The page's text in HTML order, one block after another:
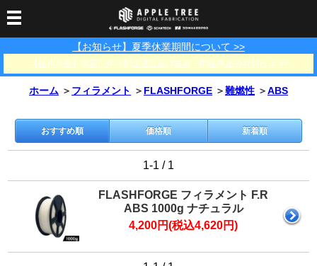
【お知らせ】夏季休業期間について >>
【佐川急便】地震に伴う配送遅延及び集荷・配達停止のお知らせ >>
3Dプリンター
3Dプリンター一覧 FLASHFORGE Bambu Lab
3Dスキャナー
3DMakerpro
フィラメント一覧 FLASHFORGE Bambu Lab
FusRock その他
光造形用レジン
DLP用レジン LCD用レジン エキマテ レジン
消耗品
部品
工具類
その他
フィラメント乾燥・防
湿ボックス
フィラメント保管用乾
燥剤
カプトンテープ
サポート
お問い合わせ ダウンロード FAQ
ショールーム
ホーム ＞ フィラメント ＞ FLASHFORGE ＞難燃性 ＞ABS
おすすめ順 価格順 新着順
1-1 / 1
FLASHFORGE フィラメント F.R
ABS 1000g ナチュラル
4,200円(税込4,620円)